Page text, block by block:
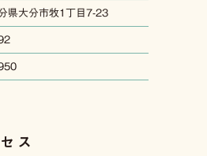
県大分市牧1丁目7-23
ス